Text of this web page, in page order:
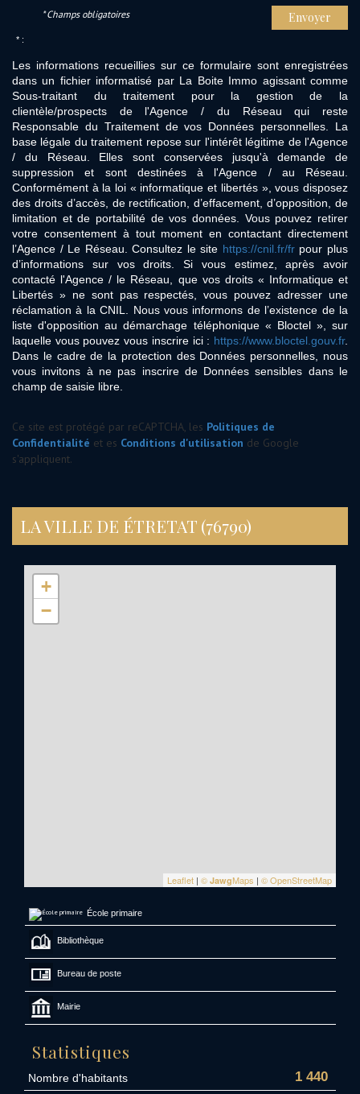
Envoyer
* Champs obligatoires
* :
Les informations recueillies sur ce formulaire sont enregistrées
dans un fichier informatisé par La Boite Immo agissant comme
Sous-traitant du traitement pour la gestion de la
clientèle/prospects de l'Agence / du Réseau qui reste
Responsable du Traitement de vos Données personnelles. La
base légale du traitement repose sur l'intérêt légitime de l'Agence
/ du Réseau. Elles sont conservées jusqu'à demande de
suppression et sont destinées à l'Agence / au Réseau.
Conformément à la loi « informatique et libertés », vous disposez
des droits d’accès, de rectification, d’effacement, d’opposition, de
limitation et de portabilité de vos données. Vous pouvez retirer
votre consentement à tout moment en contactant directement
l’Agence / Le Réseau. Consultez le site https://cnil.fr/frpour plus
d’informations sur vos droits. Si vous estimez, après avoir
contacté l'Agence / le Réseau, que vos droits « Informatique et
Libertés » ne sont pas respectés, vous pouvez adresser une
réclamation à la CNIL. Nous vous informons de l’existence de la
liste d'opposition au démarchage téléphonique « Bloctel », sur
laquelle vous pouvez vous inscrire ici : https://www.bloctel.gouv.fr.
Dans le cadre de la protection des Données personnelles, nous
vous invitons à ne pas inscrire de Données sensibles dans le
champ de saisie libre.
Ce site est protégé par reCAPTCHA, les Politiques de
Confidentialité et es Conditions d'utilisation de Google
s'appliquent.
LA VILLE DE ÉTRETAT (76790)
+
−
Leaflet | © JawgMaps | © OpenStreetMap
École primaire
Bibliothèque
Bureau de poste
Mairie
Statistiques
Nombre d'habitants 1 440